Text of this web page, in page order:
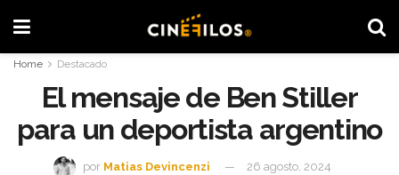
Home Destacado
El mensaje de Ben Stiller
para un deportista argentino
por Matias Devincenzi 26 agosto, 2024